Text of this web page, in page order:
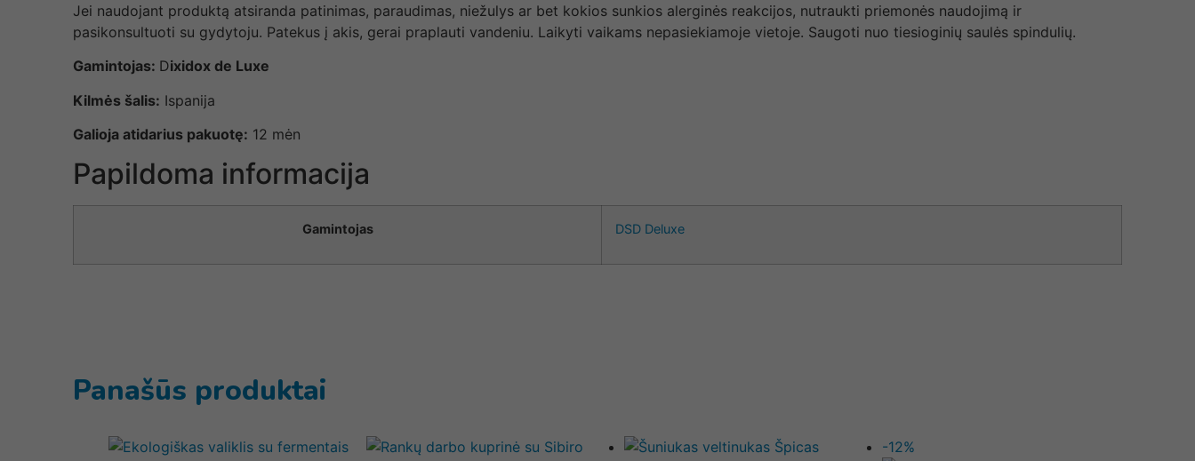
Jei naudojant produktą atsiranda patinimas, paraudimas, niežulys ar bet kokios sunkios alerginės reakcijos, nutraukti priemonės naudojimą ir
pasikonsultuoti su gydytoju. Patekus į akis, gerai praplauti vandeniu. Laikyti vaikams nepasiekiamoje vietoje. Saugoti nuo tiesioginių saulės spindulių.
Gamintojas: Dixidox de Luxe
Kilmės šalis: Ispanija
Galioja atidarius pakuotę: 12 mėn
Papildoma informacija
Gamintojas DSD Deluxe
Panašūs produktai
-12%